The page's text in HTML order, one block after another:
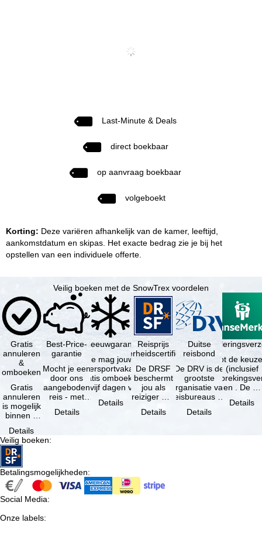
Last-Minute & Deals
direct boekbaar
op aanvraag boekbaar
volgeboekt
Korting: Deze variëren afhankelijk van de kamer, leeftijd,
aankomstdatum en skipas. Het exacte bedrag zie je bij het
opstellen van een individuele offerte.
Veilig boeken met de SnowTrex voordelen
Gratis
annuleren
&
omboeken
Gratis
annuleren
is mogelijk
binnen 5
de
boeking,
als jouw
vakantie …
Details
Best-Price-
garantie
Mocht je een
door ons
aangeboden
reis - met
beschikbaarheid
Details
Sneeuwgarantie
Je mag jouw
wintersportvakantie
gratis omboeken
als vijf dagen voor
Details
Reisprijs
zekerheidscertificaat
De DRSF
beschermt
jou als
reiziger met
pakketreis
Details
Duitse
reisbond
De DRV is de
grootste
organisatie van
reisbureaus en
in Duitsland. …
Details
Je hebt de
(inclusief
en . De …
Details
Veilig boeken:
Betalingsmogelijkheden:
Social Media:
Onze labels: